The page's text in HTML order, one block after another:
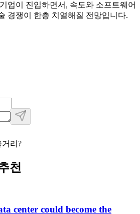
업이 진입하면서, 속도와 소프트웨어
경쟁이 한층 치열해질 전망입니다.
리?
천
center could become the